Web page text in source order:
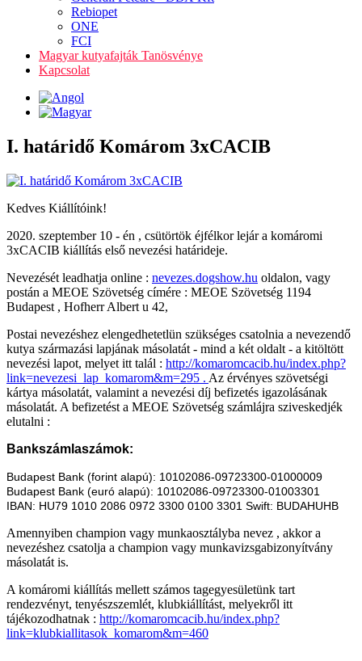
Rebiopet
ONE
FCI
Magyar kutyafajták Tanösvénye
Kapcsolat
I. határidő Komárom 3xCACIB
Kedves Kiállítóink!
2020. szeptember 10 - én , csütörtök éjfélkor lejár a komáromi
3xCACIB kiállítás első nevezési határideje.
Nevezését leadhatja online : nevezes.dogshow.hu oldalon, vagy
postán a MEOE Szövetség címére : MEOE Szövetség 1194
Budapest , Hofherr Albert u 42,
Postai nevezéshez elengedhetetlün szükséges csatolnia a nevezendő
kutya származási lapjának másolatát - mind a két oldalt - a kitöltött
nevezési lapot, melyet itt talál : http://komaromcacib.hu/index.php?
link=nevezesi_lap_komarom&m=295 . Az érvényes szövetségi
kártya másolatát, valamint a nevezési díj befizetés igazolásának
másolatát. A befizetést a MEOE Szövetség számlájra sziveskedjék
elutalni :
Bankszámlaszámok:
Budapest Bank (forint alapú): 10102086-09723300-01000009
Budapest Bank (euró alapú): 10102086-09723300-01003301
IBAN: HU79 1010 2086 0972 3300 0100 3301 Swift: BUDAHUHB
Amennyiben champion vagy munkaosztályba nevez , akkor a
nevezéshez csatolja a champion vagy munkavizsgabizonyítvány
másolatát is.
A komáromi kiállítás mellett számos tagegyesületünk tart
rendezvényt, tenyészszemlét, klubkiállítást, melyekről itt
tájékozodhatnak : http://komaromcacib.hu/index.php?
link=klubkiallitasok_komarom&m=460